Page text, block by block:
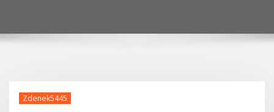
Zdenek5445